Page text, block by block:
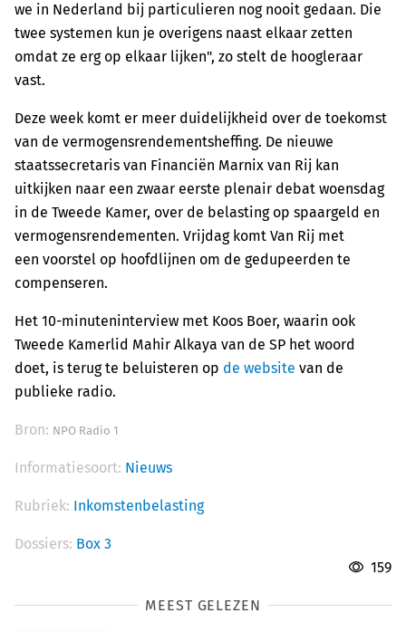
we in Nederland bij particulieren nog nooit gedaan. Die
twee systemen kun je overigens naast elkaar zetten
omdat ze erg op elkaar lijken", zo stelt de hoogleraar
vast.
Deze week komt er meer duidelijkheid over de toekomst
van de vermogensrendementsheffing. De nieuwe
staatssecretaris van Financiën Marnix van Rij kan
uitkijken naar een zwaar eerste plenair debat woensdag
in de Tweede Kamer, over de belasting op spaargeld en
vermogensrendementen. Vrijdag komt Van Rij met
een voorstel op hoofdlijnen om de gedupeerden te
compenseren.
Het 10-minuteninterview met Koos Boer, waarin ook
Tweede Kamerlid Mahir Alkaya van de SP het woord
doet, is terug te beluisteren op de website van de
publieke radio.
Bron: NPO Radio 1
Informatiesoort: Nieuws
Rubriek: Inkomstenbelasting
Dossiers: Box 3
159
MEEST GELEZEN